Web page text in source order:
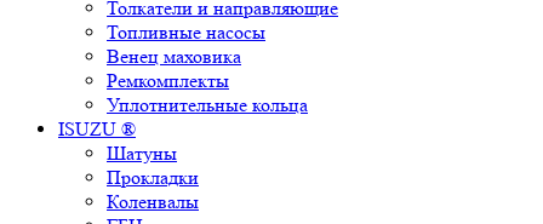
Толкатели и направляющие
Топливные насосы
Венец маховика
Ремкомплекты
Уплотнительные кольца
ISUZU ®
Шатуны
Прокладки
Коленвалы